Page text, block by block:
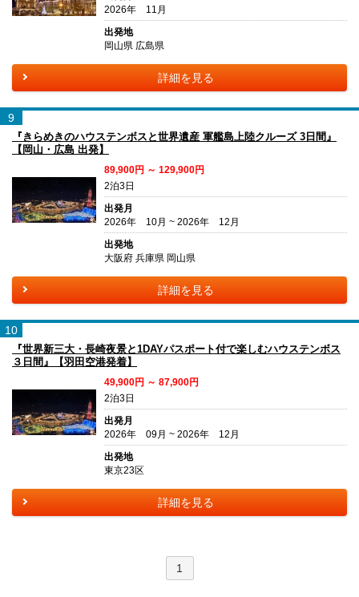
2026年 11月
出発地
岡山県 広島県
詳細を見る
9
『きらめきのハウステンボスと世界遺産 軍艦島上陸クルーズ 3日間』
【岡山・広島 出発】
89,900円 ～ 129,900円
2泊3日
出発月
2026年 10月 ~ 2026年 12月
出発地
大阪府 兵庫県 岡山県
詳細を見る
10
『世界新三大・長崎夜景と1DAYパスポート付で楽しむハウステンボス
３日間』【羽田空港発着】
49,900円 ～ 87,900円
2泊3日
出発月
2026年 09月 ~ 2026年 12月
出発地
東京23区
詳細を見る
1